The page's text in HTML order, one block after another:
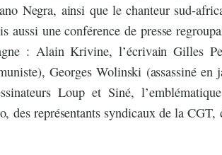
Negra, ainsi que le chanteur sud-
aussi une conférence de presse
: Alain Krivine, l’écrivain Gilles
Georges Wolinski (assassiné en
Loup et Siné,
représentants syndicaux de la CGT,